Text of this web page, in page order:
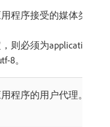
程序接受的媒体类型。
则必须为application/
8。
程序的用户代理。